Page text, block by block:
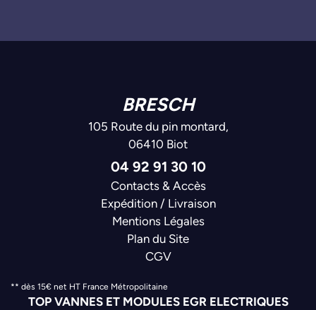
BRESCH
105 Route du pin montard,
06410 Biot
04 92 91 30 10
Contacts & Accès
Expédition / Livraison
Mentions Légales
Plan du Site
CGV
** dès 15€ net HT France Métropolitaine
TOP VANNES ET MODULES EGR ELECTRIQUES